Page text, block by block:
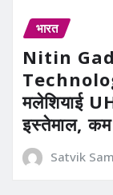
भारत
Nitin
मलेशियाई
इस्तेमाल,
Satvik